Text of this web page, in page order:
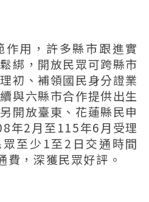
作用，許多縣市跟進實
綁，開放民眾可跨縣市
初、補領國民身分證業
與六縣市合作提供出生
開放臺東、花蓮縣民申
年2月至115年6月受理
至少1至2日交通時間
，深獲民眾好評。